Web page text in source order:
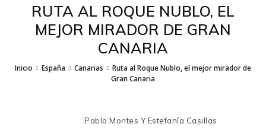
RUTA AL ROQUE NUBLO, EL
MEJOR MIRADOR DE GRAN
CANARIA
Inicio España Canarias
Ruta al Roque Nublo, el mejor mirador de
Gran Canaria
Pablo Montes Y Estefanía Casillas